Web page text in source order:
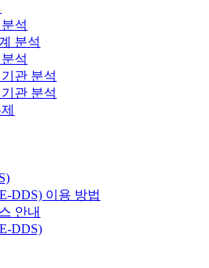
석
분석
석
관 분석
관 분석
DDS) 이용 방법
안내
DDS)